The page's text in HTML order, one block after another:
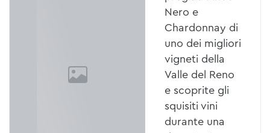
Nero e
Chardonnay di
uno dei migliori
vigneti della
Valle del Reno
e scoprite gli
squisiti vini
durante una